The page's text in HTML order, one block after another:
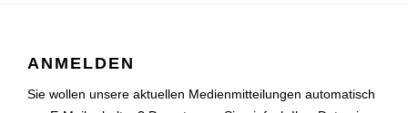
ANMELDEN
Sie wollen unsere aktuellen Medienmitteilungen automatisch